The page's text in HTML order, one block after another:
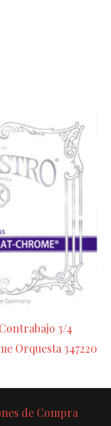
3/4
Orquesta 347220
de Compra